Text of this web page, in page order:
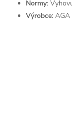
Normy:
Výrobce: AGA